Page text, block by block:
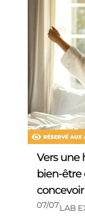
Vers une
bien-être
07/07LAB